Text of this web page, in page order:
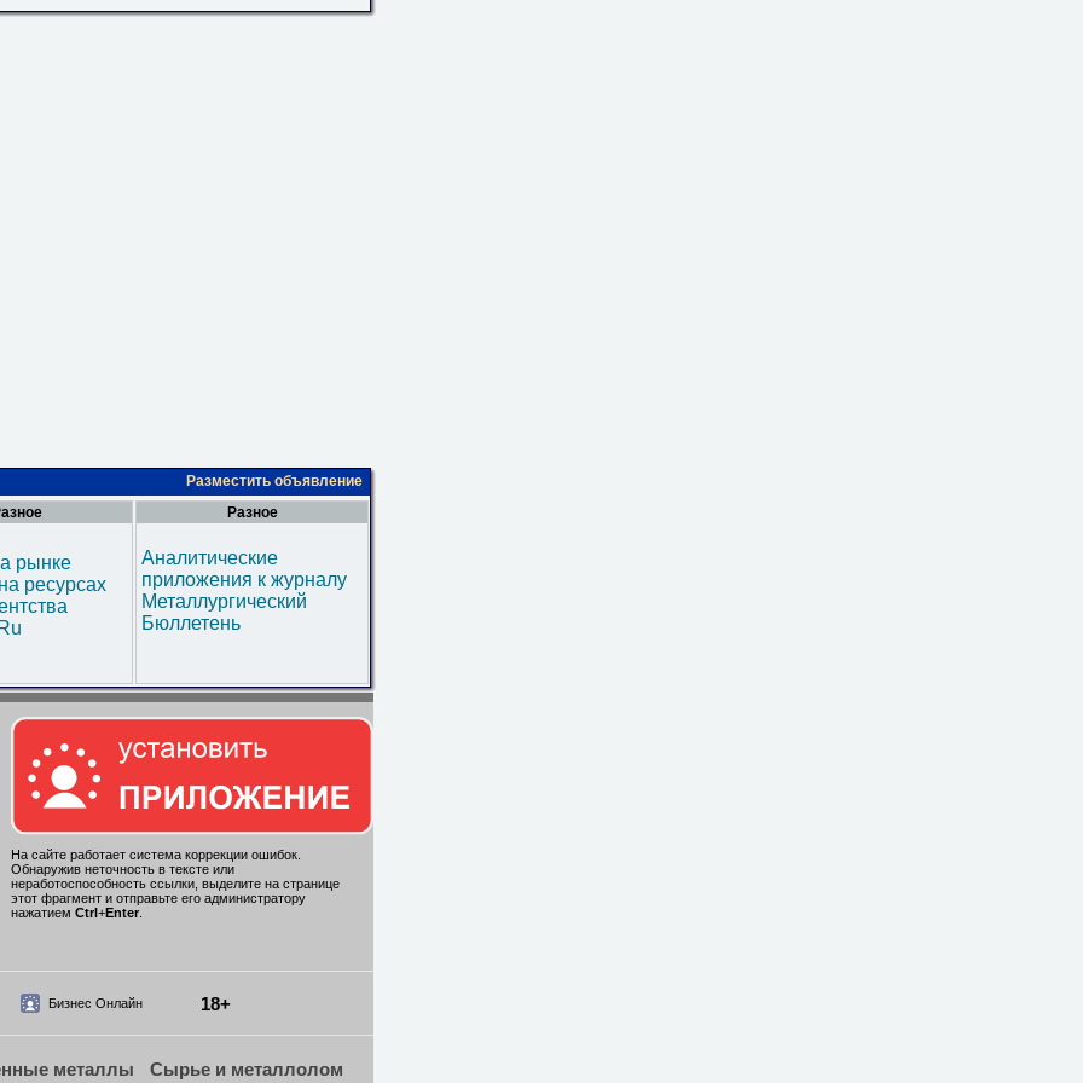
Разместить объявление
рынке
ресурсах
Разное
Аналитические
приложения к журналу
Металлургический
Бюллетень
На сайте работает система коррекции ошибок.
Обнаружив неточность в тексте или
неработоспособность ссылки, выделите на странице
этот фрагмент и отправьте его администратору
нажатием Ctrl +Enter.
Бизнес Онлайн 18+
металлы Сырье и металлолом